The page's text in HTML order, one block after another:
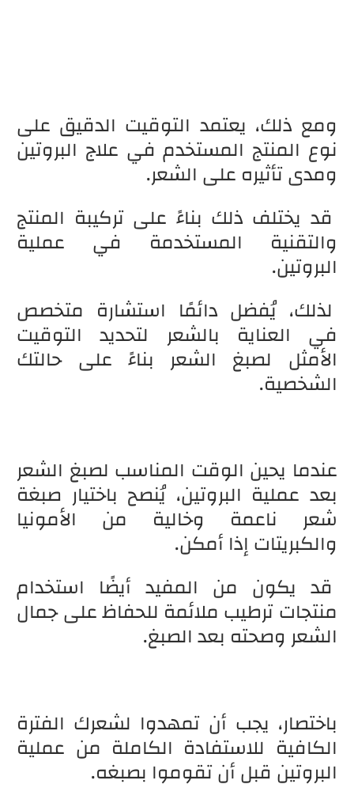
ومع ذلك، يعتمد التوقيت الدقيق على
نوع المنتج المستخدم في علاج البروتين
ومدى تأثيره على الشعر.
قد يختلف ذلك بناءً على تركيبة المنتج
والتقنية المستخدمة في عملية
البروتين.
لذلك، يُفضل دائمًا استشارة متخصص
في العناية بالشعر لتحديد التوقيت
الأمثل لصبغ الشعر بناءً على حالتك
الشخصية.
عندما يحين الوقت المناسب لصبغ الشعر
بعد عملية البروتين، يُنصح باختيار صبغة
شعر ناعمة وخالية من الأمونيا
والكبريتات إذا أمكن.
قد يكون من المفيد أيضًا استخدام
منتجات ترطيب ملائمة للحفاظ على جمال
الشعر وصحته بعد الصبغ.
باختصار، يجب أن تمهدوا لشعرك الفترة
الكافية للاستفادة الكاملة من عملية
البروتين قبل أن تقوموا بصبغه.